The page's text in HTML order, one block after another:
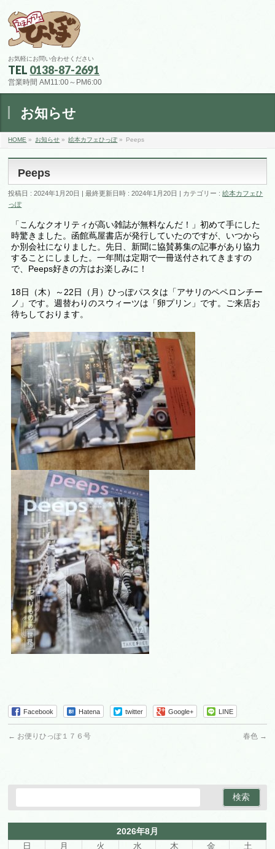
お気軽にお問い合わせください
TEL 0138-87-2691
営業時間 AM11:00～PM6:00
お知らせ
HOME » お知らせ » 絵本カフェひっぽ» Peeps
Peeps
投稿日 : 2024年1月20日 最終更新日時 : 2024年1月20日 カテゴリー :絵本カフェひ
っぽ
「こんなクオリティが高い雑誌が無料なんだ！」初めて手にした
時驚きました。函館蔦屋書店が発行していたのですが、いつから
か別会社になりました。先日、新聞に協賛募集の記事があり協力
することにしました。一年間は定期で一冊送付されてきますの
で、Peeps好きの方はお楽しみに！
18日（木）～22日（月）ひっぽパスタは「アサリのペペロンチー
ノ」です。週替わりのスウィーツは 「卵プリン 」です。ご来店お
待ちしております。
Facebook Hatena twitter Google+ LINE
← お便りひっぽ１７６号 春色 →
2026年8月
日
月 火 水 木 金
土